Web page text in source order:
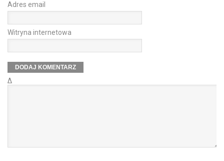
Adres email
Witryna internetowa
Δ